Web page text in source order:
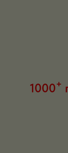
1000+